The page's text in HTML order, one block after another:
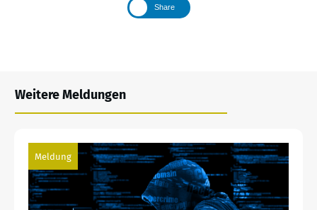
Share
Weitere Meldungen
Meldung